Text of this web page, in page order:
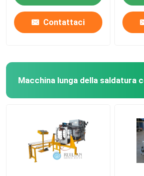
Contattaci
Macchina lunga della saldatura